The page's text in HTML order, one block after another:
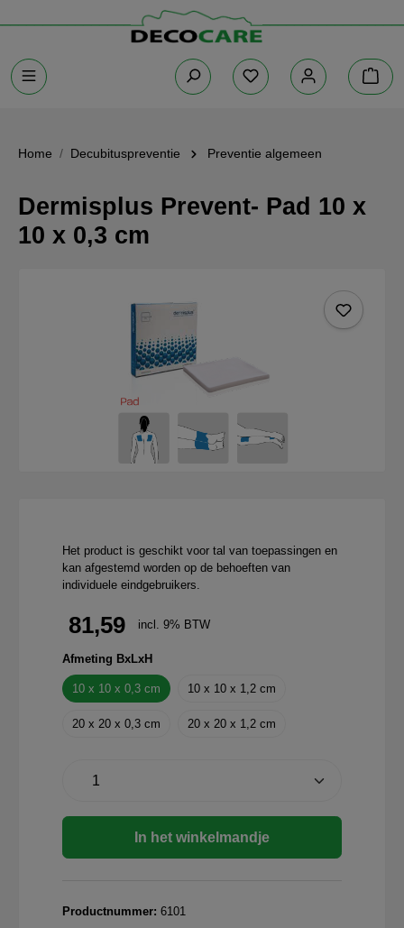
Home Decubituspreventie Preventie algemeen
Dermisplus Prevent- Pad 10 x
10 x 0,3 cm
Het product is geschikt voor tal van toepassingen en
kan afgestemd worden op de behoeften van
individuele eindgebruikers.
81,59 incl. 9% BTW
Afmeting BxLxH
10 x 10 x 0,3 cm 10 x 10 x 1,2 cm
20 x 20 x 0,3 cm 20 x 20 x 1,2 cm
In het winkelmandje
Productnummer: 6101